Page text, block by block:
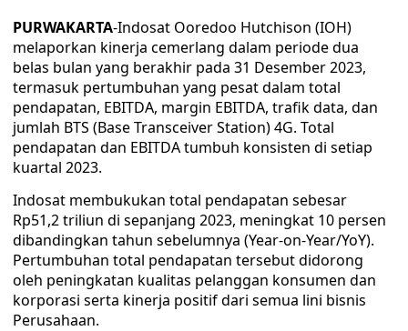
PURWAKARTA-Indosat Ooredoo Hutchison (IOH)
melaporkan kinerja cemerlang dalam periode dua
belas bulan yang berakhir pada 31 Desember 2023,
termasuk pertumbuhan yang pesat dalam total
pendapatan, EBITDA, margin EBITDA, trafik data, dan
jumlah BTS (Base Transceiver Station) 4G. Total
pendapatan dan EBITDA tumbuh konsisten di setiap
kuartal 2023.
Indosat membukukan total pendapatan sebesar
Rp51,2 triliun di sepanjang 2023, meningkat 10 persen
dibandingkan tahun sebelumnya (Year-on-Year/YoY).
Pertumbuhan total pendapatan tersebut didorong
oleh peningkatan kualitas pelanggan konsumen dan
korporasi serta kinerja positif dari semua lini bisnis
Perusahaan.